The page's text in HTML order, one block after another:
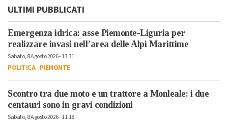
ULTIMI PUBBLICATI
Emergenza idrica: asse Piemonte-Liguria per
realizzare invasi nell’area delle Alpi Marittime
Sabato, 8 Agosto 2026 - 13:31
POLITICA-PIEMONTE
Scontro tra due moto e un trattore a Monleale: i due
centauri sono in gravi condizioni
Sabato, 8 Agosto 2026 - 11:18